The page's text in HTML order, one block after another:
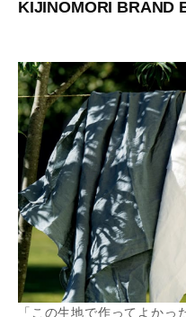
KIJINOMORI BRAND
「この生地で作ってよかっ